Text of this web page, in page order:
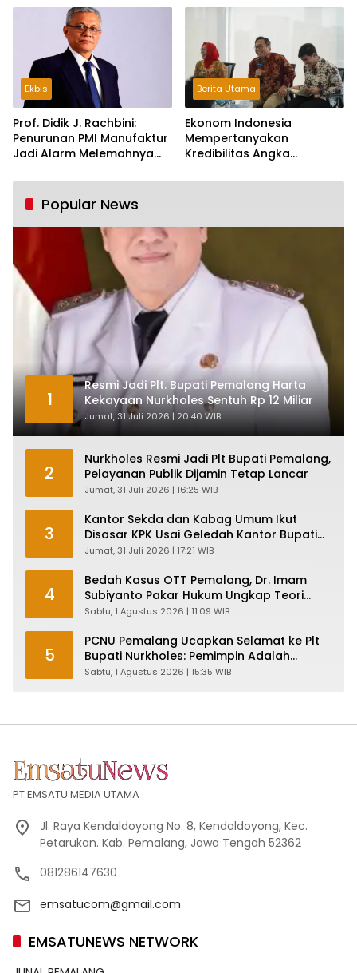
Ekbis
Prof. Didik J. Rachbini:
Penurunan PMI Manufaktur
Jadi Alarm Melemahnya
Berita Utama
Ekonom Indonesia
Mempertanyakan
Kredibilitas Angka
Tumbuh Tapi Rapuh
Popular News
1
Resmi Jadi Plt. Bupati Pemalang Harta
Kekayaan Nurkholes Sentuh Rp 12 Miliar
Jumat, 31 Juli 2026 | 20:40 WIB
2
Nurkholes Resmi Jadi Plt Bupati Pemalang,
Pelayanan Publik Dijamin Tetap Lancar
Jumat, 31 Juli 2026 | 16:25 WIB
3
Kantor Sekda dan Kabag Umum Ikut
Disasar KPK Usai Geledah Kantor Bupati
Pemalang
Jumat, 31 Juli 2026 | 17:21 WIB
4
Bedah Kasus OTT Pemalang, Dr. Imam
Subiyanto Pakar Hukum Ungkap Teori
Penyertaan KPK
Sabtu, 1 Agustus 2026 | 11:09 WIB
5
PCNU Pemalang Ucapkan Selamat ke Plt
Bupati Nurkholes: Pemimpin Adalah
Pelayan Rakyat!
Sabtu, 1 Agustus 2026 | 15:35 WIB
PT EMSATU MEDIA UTAMA
Jl. Raya Kendaldoyong No. 8, Kendaldoyong, Kec.
Petarukan. Kab. Pemalang, Jawa Tengah 52362
081286147630
emsatucom@gmail.com
EMSATUNEWS NETWORK